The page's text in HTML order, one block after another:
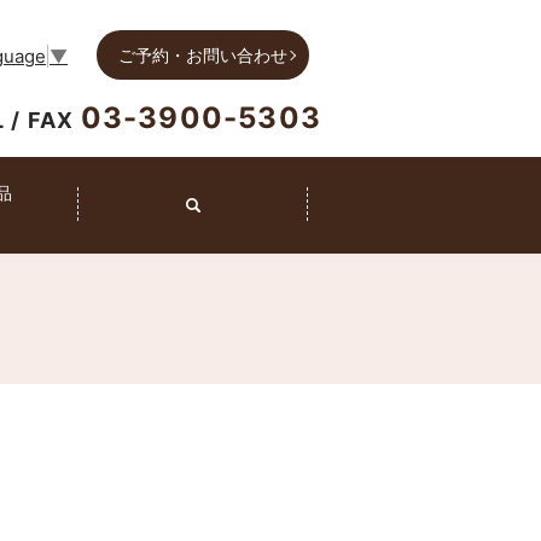
ご予約・お問い合わせ
▼
/ FAX 03-3900-5303